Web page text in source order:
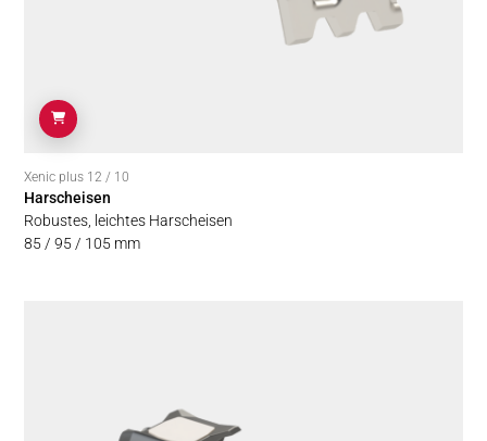
Xenic plus 12 / 10
Harscheisen
Robustes, leichtes Harscheisen
85 / 95 / 105 mm